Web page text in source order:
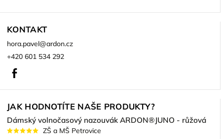
KONTAKT
hora.pavel@ardon.cz
+420 601 534 292
JAK HODNOTÍTE NAŠE PRODUKTY?
Dámský volnočasový nazouvák ARDON®JUNO - růžová
ZŠ a MŠ Petrovice